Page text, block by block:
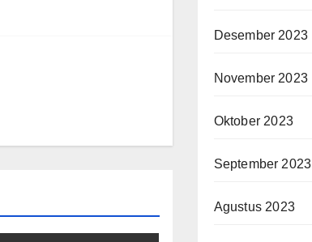
Desember 2023
November 2023
Oktober 2023
September 2023
Agustus 2023